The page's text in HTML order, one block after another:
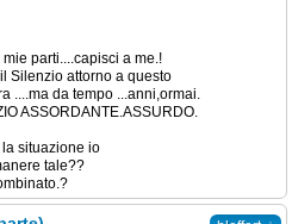
parti....capisci a me.!
Silenzio attorno a questo
....ma da tempo ...anni,ormai.
ASSORDANTE.ASSURDO.
situazione io
tale??